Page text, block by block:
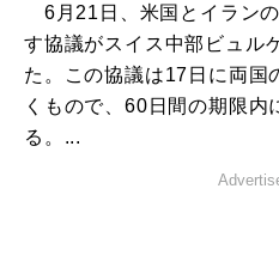
6月21日、米国とイラン
す協議がスイス中部ビュル
た。この協議は17日に両国
くもので、60日間の期限内
る。...